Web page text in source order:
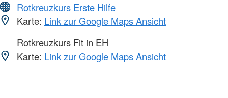
Rotkreuzkurs Erste Hilfe
Karte: Link zur Google Maps Ansicht
Rotkreuzkurs Fit in EH
Karte: Link zur Google Maps Ansicht